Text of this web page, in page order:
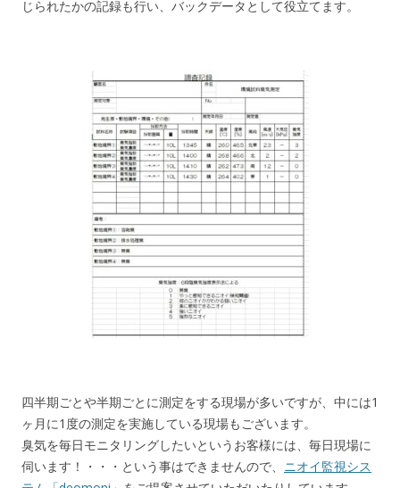
じられたかの記録も行い、バックデータとして役立てます。
四半期ごとや半期ごとに測定をする現場が多いですが、中には1
ヶ月に1度の測定を実施している現場もございます。
臭気を毎日モニタリングしたいというお客様には、毎日現場に
伺います！・・・という事はできませんので、 ニオイ監視シス